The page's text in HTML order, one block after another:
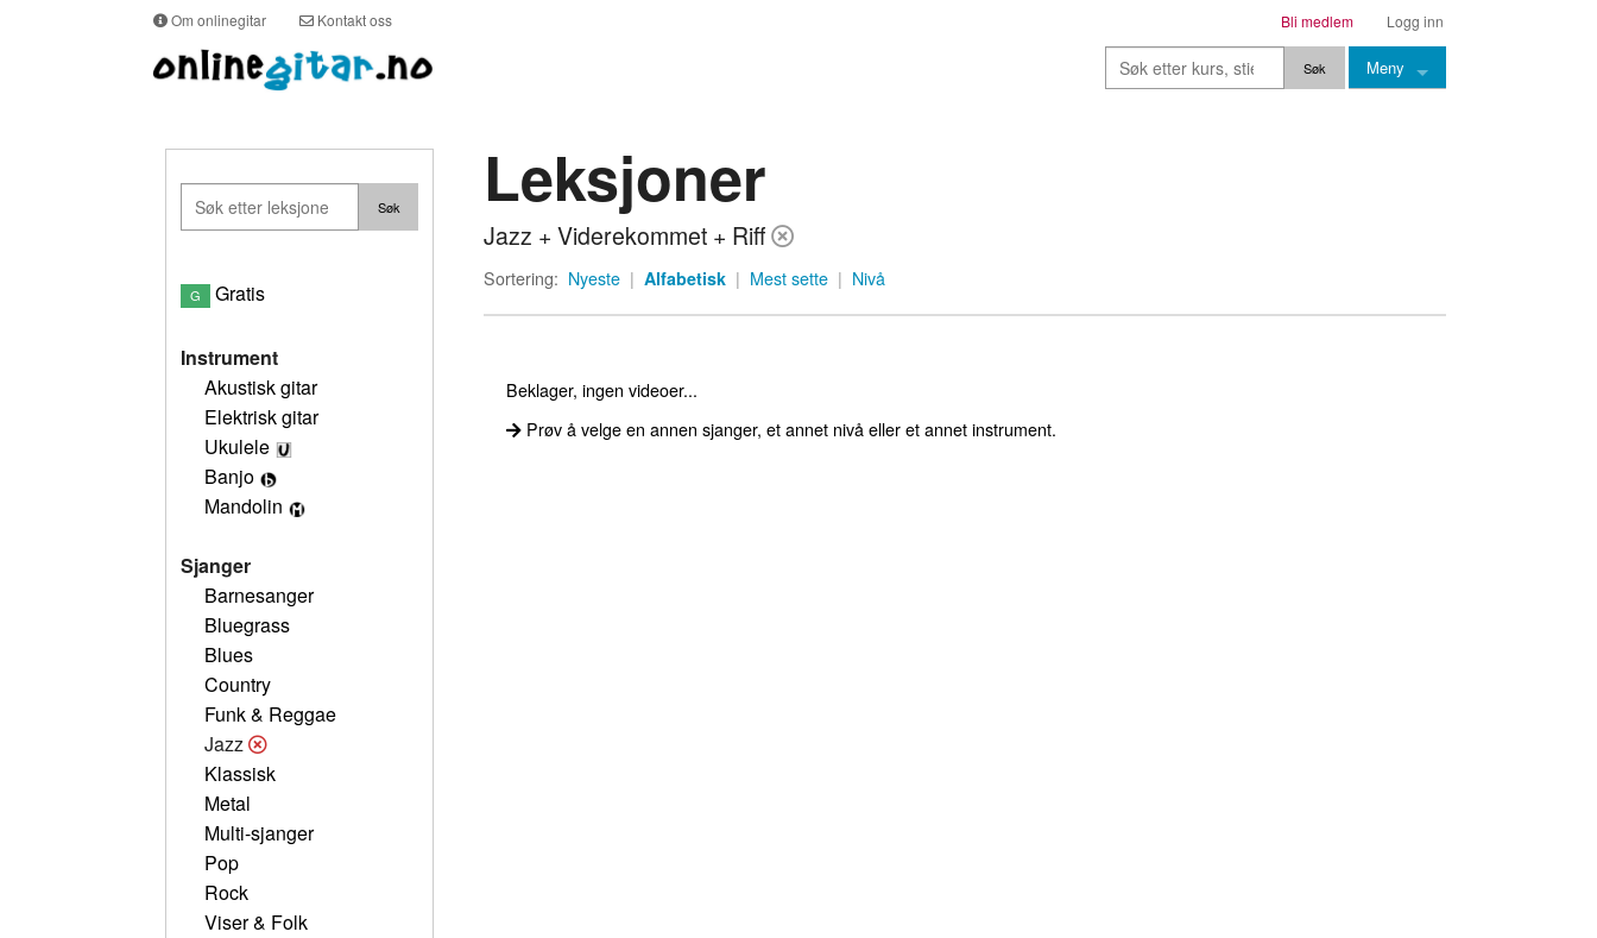
Om onlinegitar Kontakt oss Logg inn
Bli medlem
Meny
Stemming
G Gratis
Instrument
Akustisk gitar
Elektrisk gitar
Ukulele
Banjo
Mandolin
Sjanger
Barnesanger
Bluegrass
Blues
Country
Funk & Reggae
Jazz
Klassisk
Metal
Multi-sjanger
Pop
Rock
Viser & Folk
Leksjoner
Jazz + Viderekommet + Riff
Sortering: Nyeste | Alfabetisk | Mest sette | Nivå
Beklager, ingen videoer...
Prøv å velge en annen sjanger, et annet nivå eller et annet instrument.